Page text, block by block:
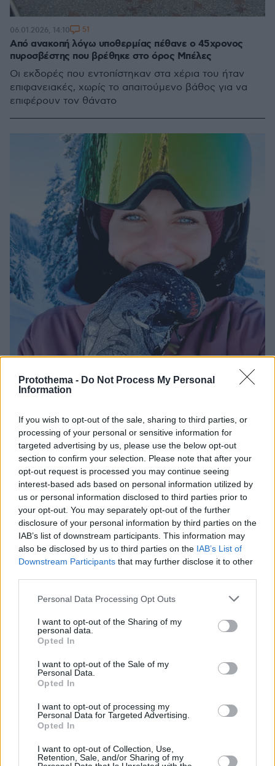
Protothema - Do Not Process My Personal
Information
If you wish to opt-out of the sale, sharing to third parties, or
processing of your personal or sensitive information for
targeted advertising by us, please use the below opt-out
section to confirm your selection. Please note that after your
opt-out request is processed you may continue seeing
interest-based ads based on personal information utilized by
us or personal information disclosed to third parties prior to
your opt-out. You may separately opt-out of the further
disclosure of your personal information by third parties on the
IAB’s list of downstream participants. This information may
also be disclosed by us to third parties on the IAB’s List of
Downstream Participants that may further disclose it to other
Please note that this website/app uses one or more Google
not limited to your visit or usage behaviour. You may click to
grant or deny consent to Google and its third-party tags to
use your data for below specified purposes in below Google
consent section.
Personal Data Processing Opt Outs
I want to opt-out of the Sharing of my
personal data.
Opted In
I want to opt-out of the Sale of my
Personal Data.
Opted In
I want to opt-out of processing my
Personal Data for Targeted Advertising.
Opted In
I want to opt-out of Collection, Use,
Retention, Sale, and/or Sharing of my
Από ανακοπή λόγω υποθερμίας πέθανε ο 45χρονος
πυροσβέστης που βρέθηκε στο όρος Μπέλες
Οι εκδορές που εντοπίστηκαν στα χέρια του ήταν
επιφανειακές, χωρίς το απαιτούμενο βάθος για να
επιφέρουν τον θάνατο
06.01.2026, 14:10 51
Θρήνος για τη 33χρονη κλιματολόγο που πέθανε σε
βουνό της Αυστρίας όταν την άφησε ο σύντροφός της
για να φέρει βοήθεια
Η Κέρτσιν Γκέρτνερ με καταγωγή από το
Σάλτσμπουργκ πέθανε στα 12.460 πόδια κατά τη
διάρκεια μιας σφοδρής νύχτας – Η δίκη του
συντρόφου της, που κατηγορείται για ανθρωποκτονία
από αμέλεια, ξεκινά τον Φεβρουάριο